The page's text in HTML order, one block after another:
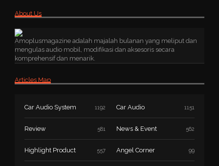
About Us
Amoplusmagazine adalah majalah bulanan yang meliput dan
mengulas audio mobil, modifikasi dan aksesoris secara
komprehensif dan menarik.
Articles Map
Car Audio System 1192 Car Audio 1151
Review 581 News & Event 562
Highlight Product 557 Angel Corner 99